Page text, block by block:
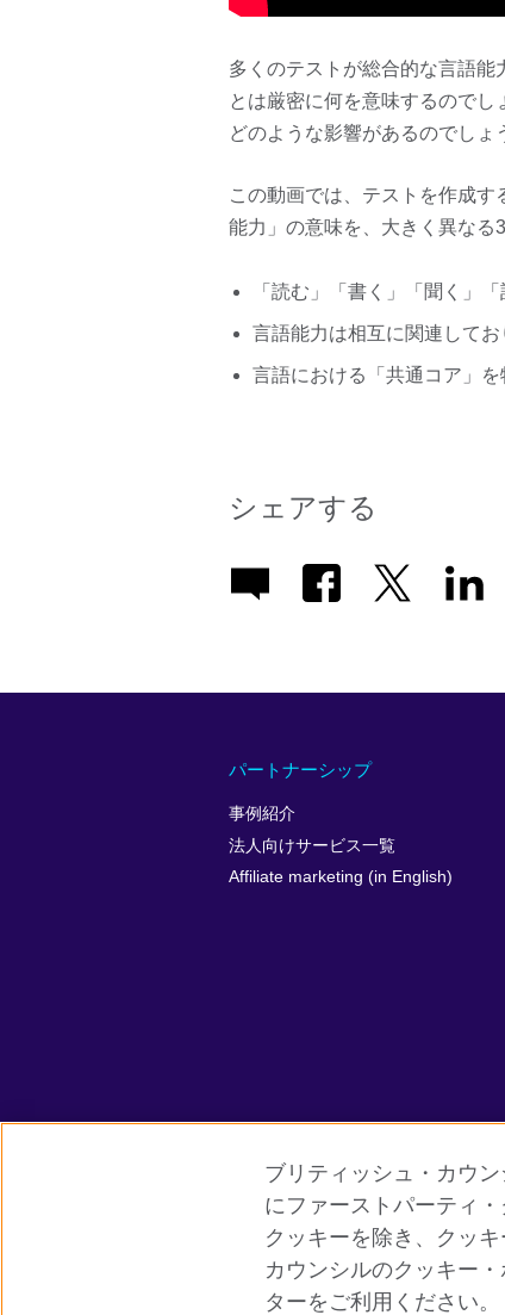
多くのテストが総合的な言語能
とは厳密に何を意味するので
どのような影響があるのでしょ
この動画では、テストを作成
能力」の意味を、大きく異なる
「読む」「書く」「聞く」
言語能力は相互に関連して
言語における「共通コア」
シェアする
パートナーシップ
事例紹介
法人向けサービス一覧
Affiliate marketing (in English)
グローバルサイト ご利用に際して
ブリティッシュ・カウ
にファーストパーティ
クッキーを除き、クッ
カウンシルのクッキー
ターをご利用ください。